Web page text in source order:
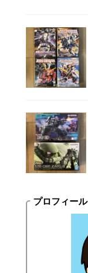
プロフィール